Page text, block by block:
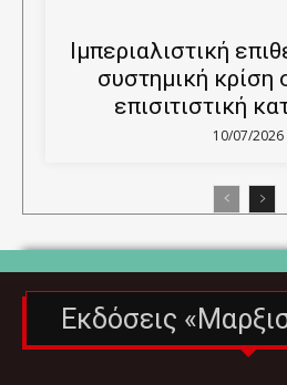
Ιμπεριαλιστική
συστημική κρίση
επισιτιστική
10/07/2026
Εκδόσεις